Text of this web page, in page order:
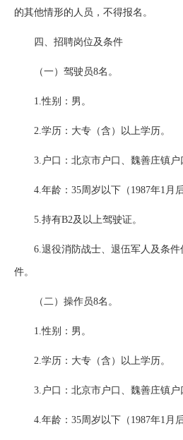
的其他情形的人员，不得报名。
四、招聘岗位及条件
（一）驾驶员8名。
1.性别：男。
2.学历：大专（含）以上学历。
3.户口：北京市户口、魏善庄镇户
4.年龄：35周岁以下（1987年1月后
5.持有B2及以上驾驶证。
6.退役消防战士、退伍军人及条件
件。
（二）操作员8名。
1.性别：男。
2.学历：大专（含）以上学历。
3.户口：北京市户口、魏善庄镇户
4.年龄：35周岁以下（1987年1月后